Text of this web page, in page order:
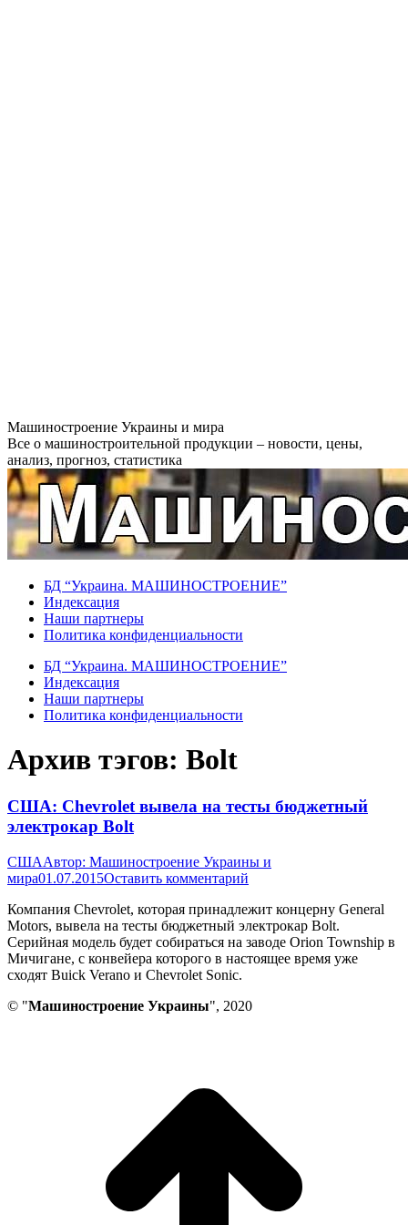
Перейти
к
содержанию
Машиностроение Украины и мира
Все о машиностроительной продукции – новости, цены,
анализ, прогноз, статистика
БД “Украина. МАШИНОСТРОЕНИЕ”
Индекcация
Наши партнеры
Политика конфиденциальности
БД “Украина. МАШИНОСТРОЕНИЕ”
Индекcация
Наши партнеры
Политика конфиденциальности
Архив тэгов: Bolt
США: Chevrolet вывела на тесты бюджетный
электрокар Bolt
СШААвтор: Машиностроение Украины и
мира01.07.2015Оставить комментарий
Компания Chevrolet, которая принадлежит концерну General
Motors, вывела на тесты бюджетный электрокар Bolt.
Серийная модель будет собираться на заводе Orion Township в
Мичигане, с конвейера которого в настоящее время уже
сходят Buick Verano и Chevrolet Sonic.
© "Машиностроение Украины", 2020